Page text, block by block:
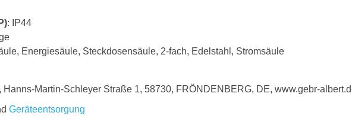
: IP44
Energiesäule, Steckdosensäule, 2-fach, Edelstahl, Stromsäule
Hanns-Martin-Schleyer Straße 1, 58730, FRÖNDENBERG, DE, www.gebr-
Geräteentsorgung